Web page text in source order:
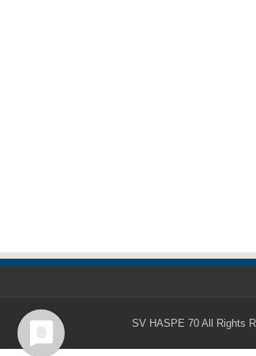
SV HASPE 70 All Rights